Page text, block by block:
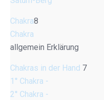
Chakra8
Chakra
allgemein Erklärung
Chakras in der Hand 7
1° Chakra -
2° Chakra -